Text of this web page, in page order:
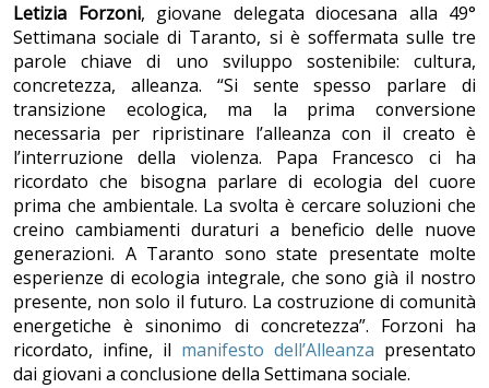
Letizia Forzoni, giovane delegata diocesana alla 49°
Settimana sociale di Taranto, si è soffermata sulle tre
parole chiave di uno sviluppo sostenibile: cultura,
concretezza, alleanza. “Si sente spesso parlare di
transizione ecologica, ma la prima conversione
necessaria per ripristinare l’alleanza con il creato è
l’interruzione della violenza. Papa Francesco ci ha
ricordato che bisogna parlare di ecologia del cuore
prima che ambientale. La svolta è cercare soluzioni che
creino cambiamenti duraturi a beneficio delle nuove
generazioni. A Taranto sono state presentate molte
esperienze di ecologia integrale, che sono già il nostro
presente, non solo il futuro. La costruzione di comunità
energetiche è sinonimo di concretezza”. Forzoni ha
ricordato, infine, il manifesto dell’Alleanza presentato
dai giovani a conclusione della Settimana sociale.